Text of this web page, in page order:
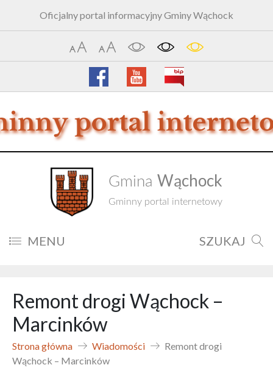
Oficjalny portal informacyjny Gminy Wąchock
Gmina Wąchock
Gminny portal internetowy
MENU SZUKAJ
Remont drogi Wąchock –
Marcinków
Strona główna Wiadomości
Remont drogi
Wąchock – Marcinków